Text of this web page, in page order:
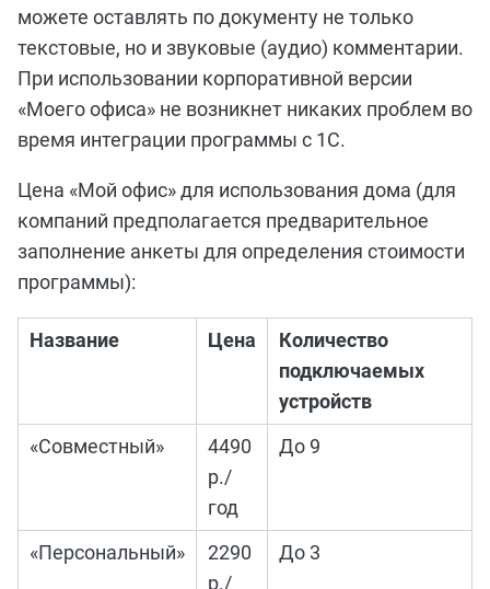
можете оставлять по документу не только
текстовые, но и звуковые (аудио) комментарии.
При использовании корпоративной версии
«Моего офиса» не возникнет никаких проблем во
время интеграции программы с 1С.
Цена «Мой офис» для использования дома (для
компаний предполагается предварительное
заполнение анкеты для определения стоимости
программы):
Название Цена
Количество
подключаемых
устройств
«Совместный»
4490
р./
год
До 9
«Персональный»
2290
р./
До 3